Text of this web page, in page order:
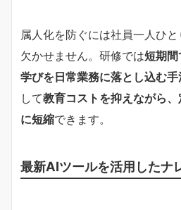
属人化を防ぐには社員一人ひ
欠かせません。研修では短期間
学びを日常業務に落とし込む手
して教育コストを抑えながら
に短縮できます。
最新AIツールを活用したナ